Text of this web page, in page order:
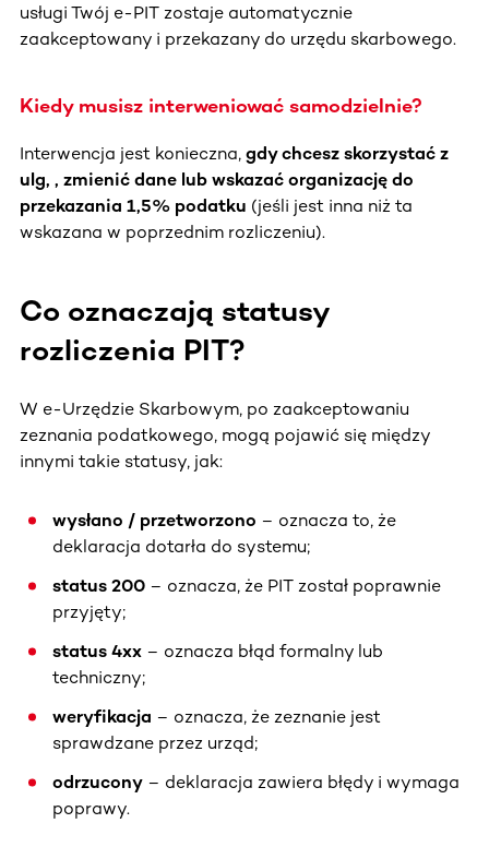
usługi Twój e-PIT zostaje automatycznie
zaakceptowany i przekazany do urzędu skarbowego.
Kiedy musisz interweniować samodzielnie?
Interwencja jest konieczna, gdy chcesz skorzystać z
ulg, , zmienić dane lub wskazać organizację do
przekazania 1,5% podatku (jeśli jest inna niż ta
wskazana w poprzednim rozliczeniu).
Co oznaczają statusy
rozliczenia PIT?
W e-Urzędzie Skarbowym, po zaakceptowaniu
zeznania podatkowego, mogą pojawić się między
innymi takie statusy, jak:
wysłano / przetworzono – oznacza to, że
deklaracja dotarła do systemu;
status 200 – oznacza, że PIT został poprawnie
przyjęty;
status 4xx – oznacza błąd formalny lub
techniczny;
weryfikacja – oznacza, że zeznanie jest
sprawdzane przez urząd;
odrzucony – deklaracja zawiera błędy i wymaga
poprawy.